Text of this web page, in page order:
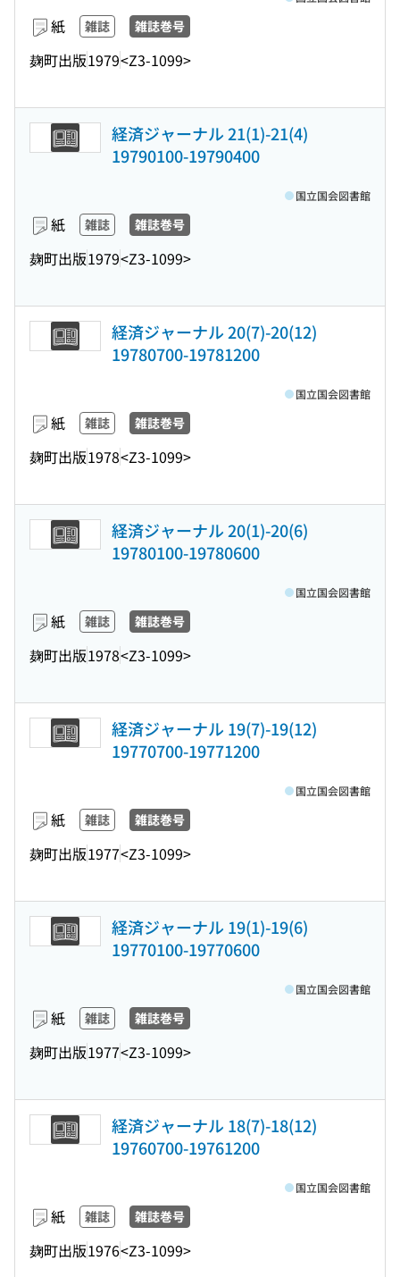
紙 雑誌 雑誌巻号
麹町出版1979<Z3-1099>
経済ジャーナル 21(1)-21(4)
19790100-19790400
紙 雑誌 雑誌巻号
麹町出版1979<Z3-1099>
国立国会図書館
経済ジャーナル 20(7)-20(12)
19780700-19781200
紙 雑誌 雑誌巻号
麹町出版1978<Z3-1099>
国立国会図書館
経済ジャーナル 20(1)-20(6)
19780100-19780600
紙 雑誌 雑誌巻号
麹町出版1978<Z3-1099>
国立国会図書館
経済ジャーナル 19(7)-19(12)
19770700-19771200
紙 雑誌 雑誌巻号
麹町出版1977<Z3-1099>
国立国会図書館
経済ジャーナル 19(1)-19(6)
19770100-19770600
紙 雑誌 雑誌巻号
麹町出版1977<Z3-1099>
国立国会図書館
経済ジャーナル 18(7)-18(12)
19760700-19761200
紙 雑誌 雑誌巻号
麹町出版1976<Z3-1099>
国立国会図書館